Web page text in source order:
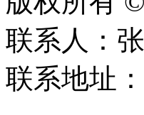
联系人：
联系地址